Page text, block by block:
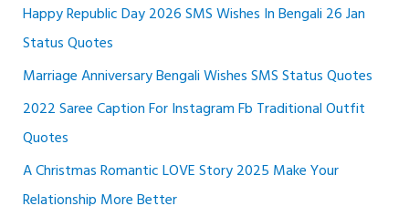
Happy Republic Day 2026 SMS Wishes In Bengali 26 Jan
Status Quotes
Marriage Anniversary Bengali Wishes SMS Status Quotes
2022 Saree Caption For Instagram Fb Traditional Outfit
Quotes
A Christmas Romantic LOVE Story 2025 Make Your
Relationship More Better